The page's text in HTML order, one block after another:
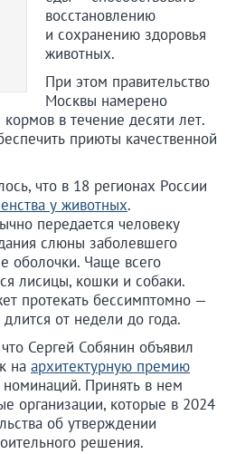
восстановлению
и сохранению здоровья
животных.
При этом правительство
Москвы намерено
в течение десяти лет.
приюты качественной
что в 18 регионах России
у животных.
передается человеку
слюны заболевшего
оболочки. Чаще всего
лисицы, кошки и собаки.
протекать бессимптомно —
от недели до года.
Сергей Собянин объявил
на архитектурную премию
Принять в нем
организации, которые в 2024
об утверждении
решения.